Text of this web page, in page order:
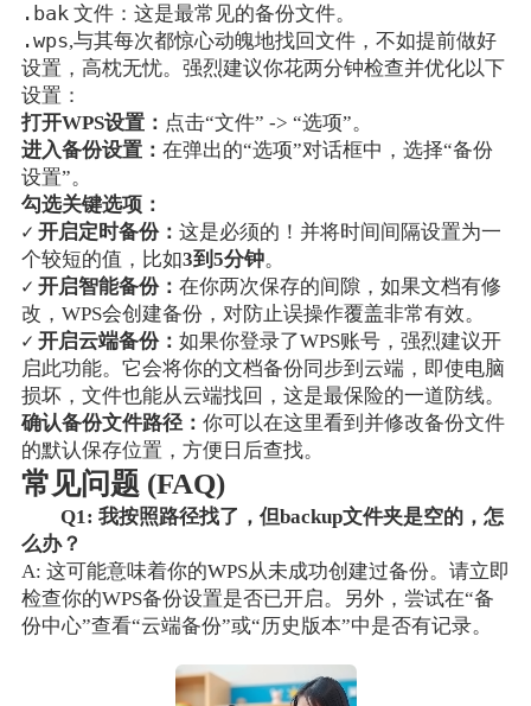
.bak文件：这是最常见的备份文件。
.wps,与其每次都惊心动魄地找回文件，不如提前做好
设置，高枕无忧。强烈建议你花两分钟检查并优化以下
设置：
打开WPS设置： 点击“文件” -> “选项”。
进入备份设置： 在弹出的“选项”对话框中，选择“备份
设置”。
勾选关键选项：
✓ 开启定时备份： 这是必须的！并将时间间隔设置为一
个较短的值，比如3到5分钟。
✓ 开启智能备份： 在你两次保存的间隙，如果文档有修
改，WPS会创建备份，对防止误操作覆盖非常有效。
✓ 开启云端备份： 如果你登录了WPS账号，强烈建议开
启此功能。它会将你的文档备份同步到云端，即使电脑
损坏，文件也能从云端找回，这是最保险的一道防线。
确认备份文件路径： 你可以在这里看到并修改备份文件
的默认保存位置，方便日后查找。
常见问题 (FAQ)
Q1: 我按照路径找了，但backup文件夹是空的，怎
么办？
A: 这可能意味着你的WPS从未成功创建过备份。请立即
检查你的WPS备份设置是否已开启。另外，尝试在“备
份中心”查看“云端备份”或“历史版本”中是否有记录。